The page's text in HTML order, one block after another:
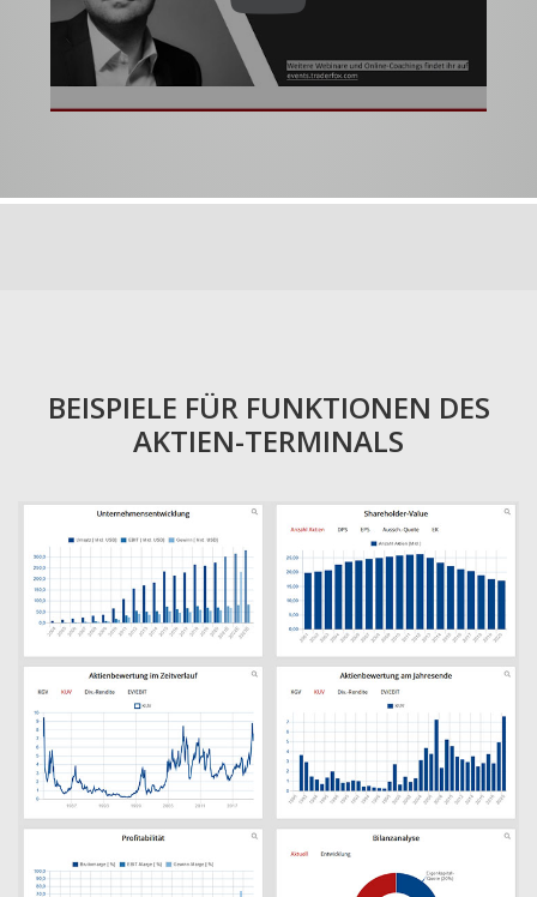
BEISPIELE FÜR FUNKTIONEN DES
AKTIEN-TERMINALS